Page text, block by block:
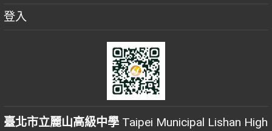
登入
臺北市立麗山高級中學 Taipei Municipal Lishan High